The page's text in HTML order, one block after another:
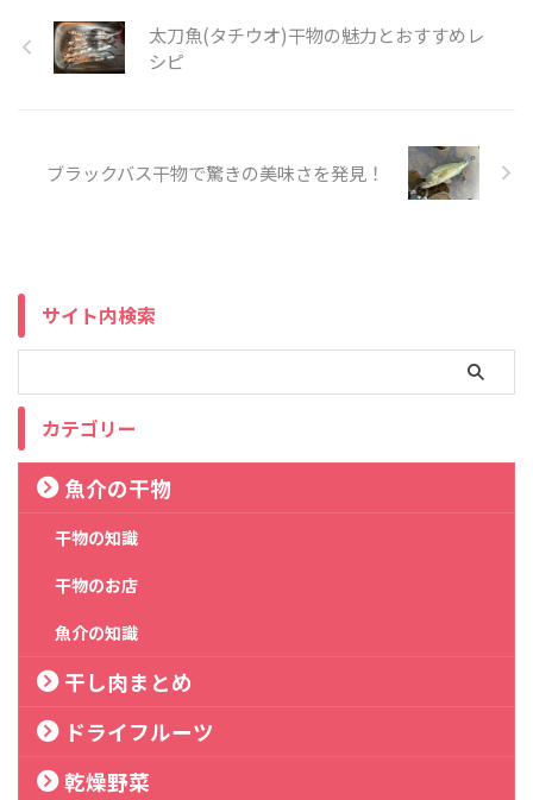
太刀魚(タチウオ)干物の魅力とおすすめレ
シピ
ブラックバス干物で驚きの美味さを発見！
サイト内検索
カテゴリー
魚介の干物
干物の知識
干物のお店
魚介の知識
干し肉まとめ
ドライフルーツ
乾燥野菜